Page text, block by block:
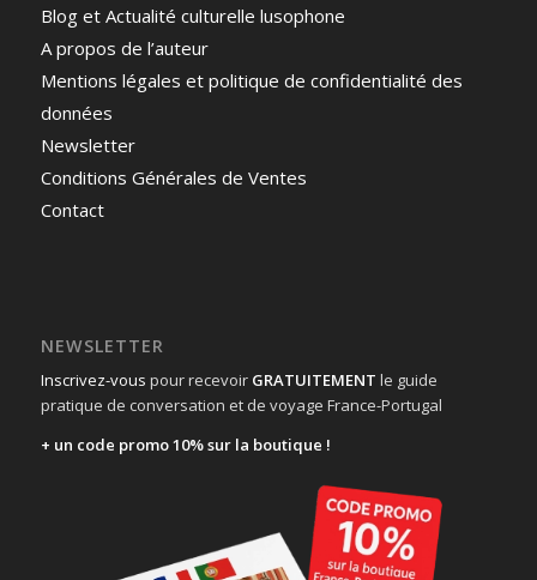
Blog et Actualité culturelle lusophone
A propos de l’auteur
Mentions légales et politique de confidentialité des
données
Newsletter
Conditions Générales de Ventes
Contact
NEWSLETTER
Inscrivez-vous pour recevoir GRATUITEMENT le guide
pratique de conversation et de voyage France-Portugal
+ un code promo 10% sur la boutique !